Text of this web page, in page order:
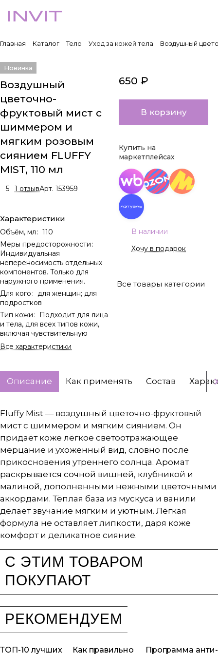
Главная Каталог Тело Уход за кожей тела Воздушный
Новинка
Воздушный
цветочно-
фруктовый мист с
шиммером и
мягким розовым
сиянием FLUFFY
MIST, 110 мл
5 1 отзывАрт. 153959
Характеристики
Объём, мл: 110
Меры предосторожности:
Индивидуальная
непереносимость отдельных
компонентов. Только для
наружного применения.
Для кого: для женщин; для
подростков
Тип кожи: Подходит для лица
и тела, для всех типов кожи,
включая чувствительную
Все характеристики
650 ₽
В корзину
Купить на
маркетплейсах
В наличии
Хочу в подарок
Все товары категории
Описание Как применять Состав
Fluffy Mist — воздушный цветочно-фруктовый
мист с шиммером и мягким сиянием. Он
придаёт коже лёгкое светоотражающее
мерцание и ухоженный вид, словно после
прикосновения утреннего солнца. Аромат
раскрывается сочной вишней, клубникой и
малиной, дополненными нежными цветочными
аккордами. Тёплая база из мускуса и ванили
делает звучание мягким и уютным. Лёгкая
формула не оставляет липкости, даря коже
комфорт и деликатное сияние.
С ЭТИМ ТОВАРОМ
ПОКУПАЮТ
РЕКОМЕНДУЕМ
ТОП-10 лучших
Как правильно
Программа анти-